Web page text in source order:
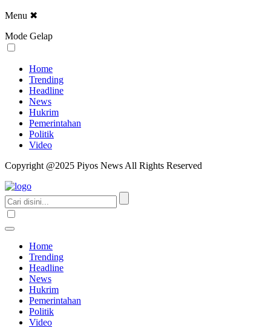
Menu ✖
Mode Gelap
Home
Trending
Headline
News
Hukrim
Pemerintahan
Politik
Video
Copyright @2025 Piyos News All Rights Reserved
Home
Trending
Headline
News
Hukrim
Pemerintahan
Politik
Video